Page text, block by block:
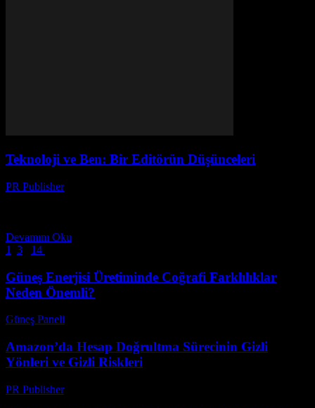
Teknoloji ve Ben: Bir Editörün Düşünceleri
PR Publisher-
Devamını Oku
1
3 14
Güneş Enerjisi Üretiminde Coğrafi Farklılıklar
Neden Önemli?
Güneş Paneli
Amazon’da Hesap Doğrultma Sürecinin Gizli
Yönleri ve Gizli Riskleri
PR Publisher-